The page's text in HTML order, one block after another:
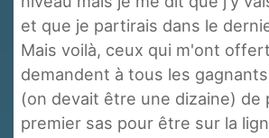
et que je partirais dans le
Mais voilà, ceux qui m'ont
demandent à tous les
(on devait être une dizaine) de
premier sas pour être sur la